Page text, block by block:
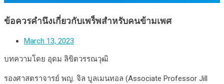
ข้อควรคํานึงเกี่ยวกับเพร็พสําหรับคนข้ามเพศ
March 13, 2023
บทความโดย อุดม ลิขิตวรรณวุฒิ
รองศาสตราจารย์ พญ. จิล บูลเมนทอล (Associate Professor Jill